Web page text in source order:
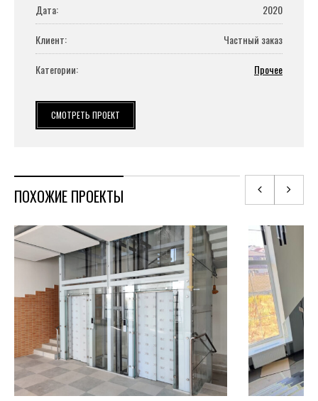
Дата:
2020
Клиент:
Частный заказ
Категории:
Прочее
СМОТРЕТЬ ПРОЕКТ
ПОХОЖИЕ ПРОЕКТЫ